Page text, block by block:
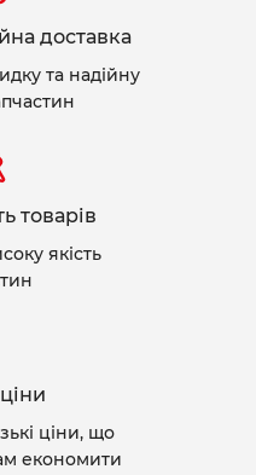
доставка
та надійну
товарів
якість
ціни, що
економити